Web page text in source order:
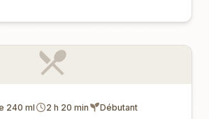
240 ml 2 h 20 min Débutant